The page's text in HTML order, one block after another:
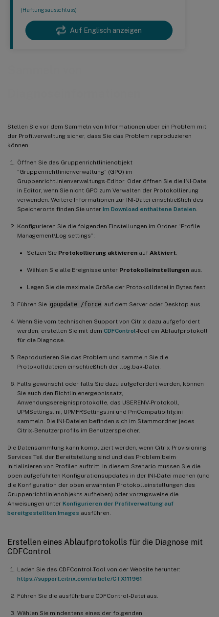
(Haftungsausschluss)
Auf Englisch anzeigen
Stellen Sie vor dem Sammeln von Informationen über ein Problem mit
der Profilverwaltung sicher, dass Sie das Problem reproduzieren
können.
Öffnen Sie das Gruppenrichtlinienobjekt
“Gruppenrichtlinienverwaltung” (GPO) im
Gruppenrichtlinienverwaltungs-Editor. Oder öffnen Sie die INI-Datei
in Editor, wenn Sie nicht GPO zum Verwalten der Protokollierung
verwenden. Weitere Informationen zur INI-Datei einschließlich des
Speicherorts finden Sie unter Im Download enthaltene Dateien
Konfigurieren Sie die folgenden Einstellungen im Ordner “Profile
Management\Log settings”:
Setzen Sie Protokollierung aktivieren auf Aktiviert
Wählen Sie alle Ereignisse unter Protokolleinstellungen aus.
Legen Sie die maximale Größe der Protokolldatei in Bytes fest.
Führen Sie gpupdate /force auf dem Server oder Desktop aus.
Wenn Sie vom technischen Support von Citrix dazu aufgefordert
werden, erstellen Sie mit dem CDFControl-Tool ein Ablaufprotokoll
für die Diagnose.
Reproduzieren Sie das Problem und sammeln Sie die
Protokolldateien einschließlich der .log.bak-Datei.
Falls gewünscht oder falls Sie dazu aufgefordert werden, können
Sie auch den Richtlinienergebnissatz,
Anwendungsereignisprotokolle, das USERENV-Protokoll,
UPMSettings.ini, UPMFRSettings.ini und PmCompatibility.ini
sammeln. Die INI-Dateien befinden sich im Stammordner jedes
Citrix-Benutzerprofils im Benutzerspeicher.
Die Datensammlung kann kompliziert werden, wenn Citrix Provisioning
Services Teil der Bereitstellung sind und das Problem beim
Initialisieren von Profilen auftritt. In diesem Szenario müssen Sie die
oben aufgeführten Konfigurationsupdates in der INI-Datei machen (und
die Konfiguration der oben erwähnten Protokolleinstellungen des
Gruppenrichtlinienobjekts aufheben) oder vorzugsweise die
Anweisungen unter Konfigurieren der Profilverwaltung auf
bereitgestellten Images ausführen.
Erstellen eines Ablaufprotokolls für die Diagnose mit
CDFControl
Laden Sie das CDFControl-Tool von der Website herunter:
https://support.citrix.com/article/CTX111961
Führen Sie die ausführbare CDFControl-Datei aus.
Wählen Sie mindestens eines der folgenden